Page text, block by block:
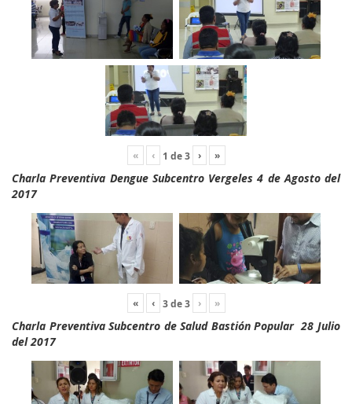
« ‹ 1 de3 › »
Charla Preventiva Dengue Subcentro Vergeles 4 de Agosto del
2017
« ‹ 3de3 › »
Charla Preventiva Subcentro de Salud Bastión Popular 28 Julio
del 2017